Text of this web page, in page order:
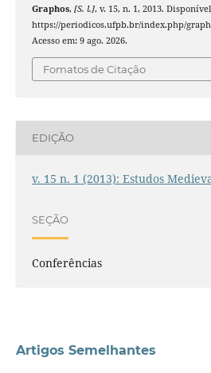
Graphos, [S. l.], v. 15, n. 1, 2013.
https://periodicos.ufpb.br/index.php/
Acesso em: 9 ago. 2026.
Fomatos de Citação
EDIÇÃO
v. 15 n. 1 (2013): Estudos
SEÇÃO
Conferências
Artigos Semelhantes